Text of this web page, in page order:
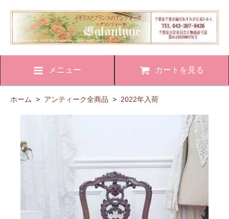
メニュー カートを見る
ホーム > アンティーク全商品 > 2022年入荷